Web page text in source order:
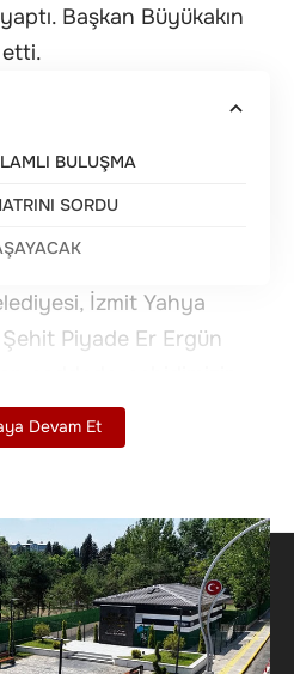
Başkan Büyükakın
BULUŞMA
SORDU
İzmit Yahya
Piyade Er Ergün
park ve anıt yaptı.
Feride Köncü ile parkta
Devam Et